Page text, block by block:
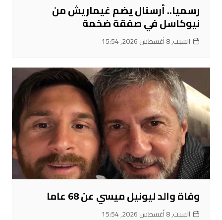
رسميا.. أرسنال يضم غيماريش من
نيوكاسل في صفقة ضخمة
السبت, 8 أغسطس 2026, 15:54
وفاة والد ليونيل ميسي عن 68 عاما
السبت, 8 أغسطس 2026, 15:54